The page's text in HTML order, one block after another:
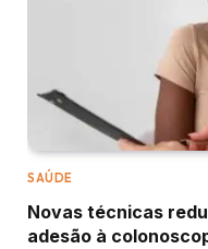
SAÚDE
Novas técnicas
adesão à